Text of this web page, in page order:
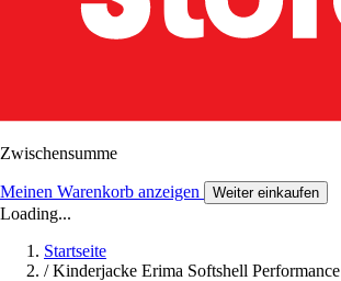
Zwischensumme
Meinen Warenkorb anzeigen Weiter einkaufen
Loading...
Startseite
/ Kinderjacke Erima Softshell Performance